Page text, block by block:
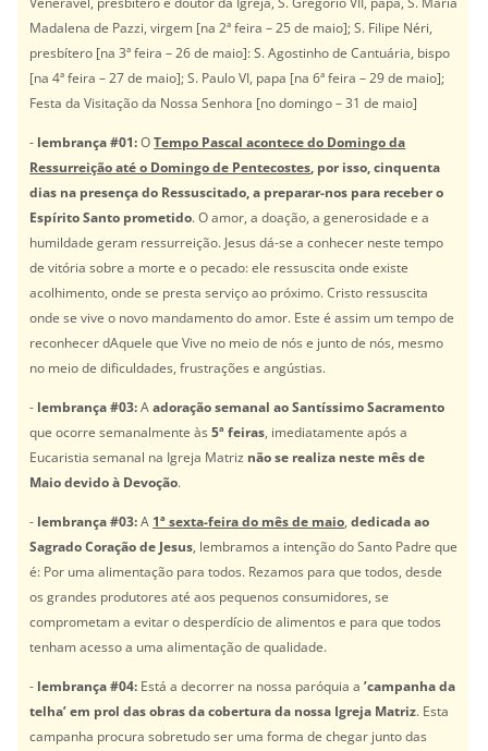
Madalena de Pazzi, virgem [na 2ª feira – 25 de maio]; S. Filipe Néri,
presbítero [na 3ª feira – 26 de maio]: S. Agostinho de Cantuária, bispo
[na 4ª feira – 27 de maio]; S. Paulo VI, papa [na 6ª feira – 29 de maio];
Festa da Visitação da Nossa Senhora [no domingo – 31 de maio]
- lembrança #01:OTempo Pascal acontece do Domingo da
Ressurreição até o Domingo de Pentecostes, por isso, cinquenta
dias na presença do Ressuscitado, a preparar-nos para receber o
Espírito Santo prometido. O amor, a doação, a generosidade e a
humildade geram ressurreição. Jesus dá-se a conhecer neste tempo
de vitória sobre a morte e o pecado: ele ressuscita onde existe
acolhimento, onde se presta serviço ao próximo. Cristo ressuscita
onde se vive o novo mandamento do amor. Este é assim um tempo de
reconhecer dAquele que Vive no meio de nós e junto de nós, mesmo
no meio de dificuldades, frustrações e angústias.
- lembrança #03:Aadoração semanal ao Santíssimo Sacramento
que ocorre semanalmente às5ª feiras, imediatamente após a
Eucaristia semanal na Igreja Matriz não se realiza neste mês de
Maio devido à Devoção.
- lembrança #03:A 1ª sexta-feira do mês de maio,dedicada ao
Sagrado Coração de Jesus, lembramos a intenção do Santo Padre que
é: Por uma alimentação para todos. Rezamos para que todos, desde
os grandes produtores até aos pequenos consumidores, se
comprometam a evitar o desperdício de alimentos e para que todos
tenham acesso a uma alimentação de qualidade.
- lembrança #04: Está a decorrer na nossa paróquia a’campanha da
telha’em prol das obras da cobertura da nossa Igreja Matriz. Esta
campanha procura sobretudo ser uma forma de chegar junto das